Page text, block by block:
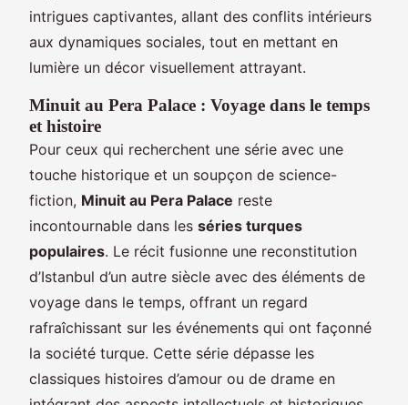
intrigues captivantes, allant des conflits intérieurs
aux dynamiques sociales, tout en mettant en
lumière un décor visuellement attrayant.
Minuit au Pera Palace : Voyage dans le temps
et histoire
Pour ceux qui recherchent une série avec une
touche historique et un soupçon de science-
fiction, Minuit au Pera Palace reste
incontournable dans les séries turques
populaires. Le récit fusionne une reconstitution
d’Istanbul d’un autre siècle avec des éléments de
voyage dans le temps, offrant un regard
rafraîchissant sur les événements qui ont façonné
la société turque. Cette série dépasse les
classiques histoires d’amour ou de drame en